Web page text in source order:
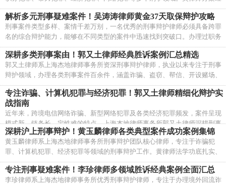
验丰富、应变能力强，尤其擅长处理多罪名交叉、案情复杂的刑事案件，在
黄金37天内的取保候审辩护方面成功率极高。从故意伤害不起诉到寻衅滋事
证据不足释放，从合同诈骗不予批捕到赌石诈骗缓刑，吴律师在十余个罪名
的辩护中均取得了出色成果。
解析多元刑事疑难案件！吴涛涛律师黄金37天取保辩护攻略
刑事案件类型多样、案情千差万别，一名优秀的刑事辩护律师必须具备跨罪
名的综合辩护能力，能够在不同类型的案件中迅速找到突破口。办理过职务
侵占、故意伤害、寻衅滋事、合同诈骗、非法经营、开设赌场、介绍卖淫、
妨害药品管理等十余个罪名的案件，积累了丰富的多元罪名交叉辩护经验。
同时，吴律师尤其擅长把握刑事拘留后的\"黄金37天\"关键窗口期，取保候
审成功率高。
深耕多类刑事案由！郭又土律师经典胜诉案例汇总精选
郭又土律师系上海杰地律师事务所资深刑事辩护律师，执业以来专注于刑事
辩护领域，办理各类刑事案件百余件，涵盖诈骗、盗窃、帮信、开设赌场、
非法经营等十余个罪名。郭律师尤其擅长处理境外回流诈骗案件、经济犯罪
案件以及新型网络犯罪案件，以\"精准定性、细节制胜\"为辩护理念，多次为
当事人争取到取保候审、不予批捕、不起诉乃至无罪释放的理想结果。
专注诈骗、计算机犯罪与经济犯罪！郭又土律师精细化辩护实
战指南
近年来，跨境电信网络诈骗、新型网络犯罪及各类经济犯罪频发，案件呈现
模式新、链条长、定性难的特点。上海杰地律师事务所郭又土律师深耕刑事
辩护，主打诈骗、计算机及经济类犯罪，凭借百余件实战案例积累了一套精
细化、可落地的辩护方法论，尤其擅长境外回流诈骗、涉网犯罪、刑民交叉
经济案件的辩护，取保候审、不起诉、轻判成功率极高。
深耕沪上刑事辩护！黄玉麟律师各类典型案件成功案例集锦
黄玉麟律师系上海杰地律师事务所刑事辩护团队核心律师，专注于诈骗犯
罪、计算机犯罪、经济犯罪等领域的刑事辩护工作。黄律师法学功底扎实、
办案思维缜密，尤其擅长从证据细节和法律定性中寻找辩护突破口，办理的
多起案件取得了不起诉、不予批捕、取保候审、缓刑等良好效果。
专注刑事疑难案件！李珍律师多领域胜诉经典案例全面汇总
李珍律师系上海杰地律师事务所优秀刑事辩护律师，专注于办理境外回流诈